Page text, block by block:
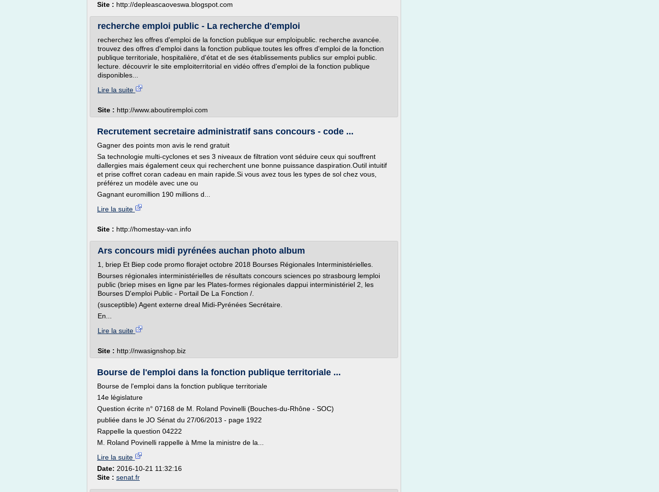
Site : http://depleascaoveswa.blogspot.com
recherche emploi public - La recherche d'emploi
recherchez les offres d'emploi de la fonction publique sur emploipublic. recherche avancée.
trouvez des offres d'emploi dans la fonction publique.toutes les offres d'emploi de la fonction
publique territoriale, hospitalière, d'état et de ses établissements publics sur emploi public.
lecture. découvrir le site emploiterritorial en vidéo offres d'emploi de la fonction publique
disponibles...
Lire la suite
Site : http://www.aboutiremploi.com
Recrutement secretaire administratif sans concours - code ...
Gagner des points mon avis le rend gratuit
Sa technologie multi-cyclones et ses 3 niveaux de filtration vont séduire ceux qui souffrent
dallergies mais également ceux qui recherchent une bonne puissance daspiration.Outil intuitif
et prise coffret coran cadeau en main rapide.Si vous avez tous les types de sol chez vous,
préférez un modèle avec une ou
Gagnant euromillion 190 millions d...
Lire la suite
Site : http://homestay-van.info
Ars concours midi pyrénées auchan photo album
1, briep Et Biep code promo florajet octobre 2018 Bourses Régionales Interministérielles.
Bourses régionales interministérielles de résultats concours sciences po strasbourg lemploi
public (briep mises en ligne par les Plates-formes régionales dappui interministériel 2, les
Bourses D'emploi Public - Portail De La Fonction /.
(susceptible) Agent externe dreal Midi-Pyrénées Secrétaire.
En...
Lire la suite
Site : http://nwasignshop.biz
Bourse de l'emploi dans la fonction publique territoriale ...
Bourse de l'emploi dans la fonction publique territoriale
14e législature
Question écrite n° 07168 de M. Roland Povinelli (Bouches-du-Rhône - SOC)
publiée dans le JO Sénat du 27/06/2013 - page 1922
Rappelle la question 04222
M. Roland Povinelli rappelle à Mme la ministre de la...
Lire la suite
Date: 2016-10-21 11:32:16
Site : senat.fr